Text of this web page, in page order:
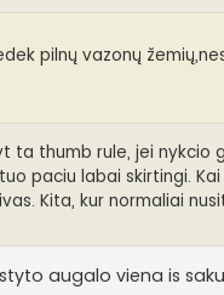
pilnų vazonų
ta thumb rule, jei nykcio
paciu labai skirtingi.
Kita, kur normaliai
augalo viena is